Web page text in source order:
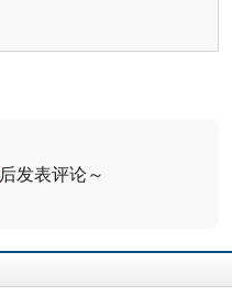
后发表评论～